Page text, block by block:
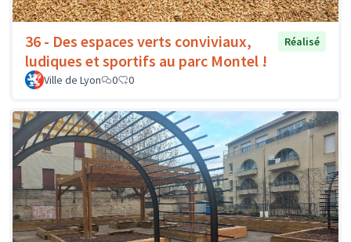
36 - Des espaces verts conviviaux,
ludiques et sportifs au parc Montel !
Réalisé
Ville de Lyon 0 0